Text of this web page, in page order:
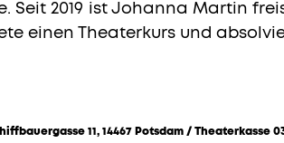
Seit 2019 ist Johanna Martin
einen Theaterkurs und
11, 14467 Potsdam / Theaterkasse